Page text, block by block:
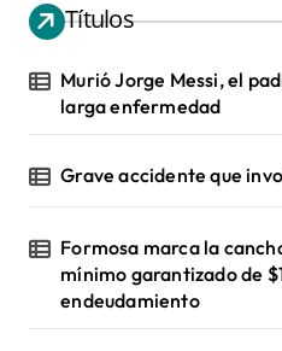
Títulos
Murió Jorge Messi, el
larga enfermedad
Grave accidente que
Formosa marca la
mínimo garantizado de
endeudamiento